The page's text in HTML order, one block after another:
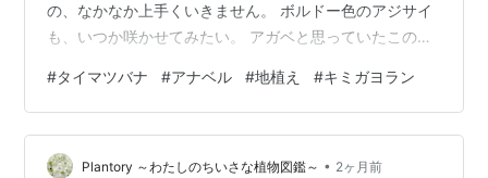
の、なかなか上手くいきません。 ボルドー色のアジサイ
も、いつか咲かせてみたい。 アガベと思っていたこの植
かに葉だけだと「アガベ」みたいだが、花は「ラン」で
すね。 ピンク色の「タイマツバナ」も、種がこぼれて毎
年咲きます！ 地植えの花は元気ｗ 今年はビワも沢山採れ
そうです。 しかもいつもより甘い♬ ビワ酒にもしてみま
#タイマツバナ #アナベル #地植え #キミガヨラン
Plantory ～わたしのちいさな植物図鑑～ • 2ヶ月前